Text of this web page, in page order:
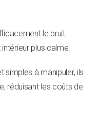
le bruit
plus calme.
simples à manipuler, ils
réduisant les coûts de